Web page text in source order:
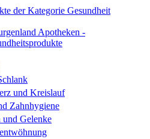
der Kategorie Gesundheit
und Kreislauf
Zahnhygiene
und Gelenke